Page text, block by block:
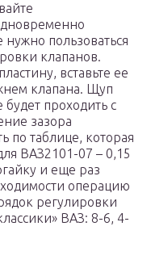
нужно пользоваться
клапанов.
вставьте ее
клапана. Щуп
проходить с
зазора
по таблице, которая
ВАЗ2101-07 – 0,15
и еще раз
операцию
регулировки
ВАЗ: 8-6, 4-